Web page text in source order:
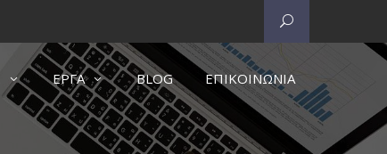
ΕΡΓΑ BLOG ΕΠΙΚΟΙΝΩΝΙΑ